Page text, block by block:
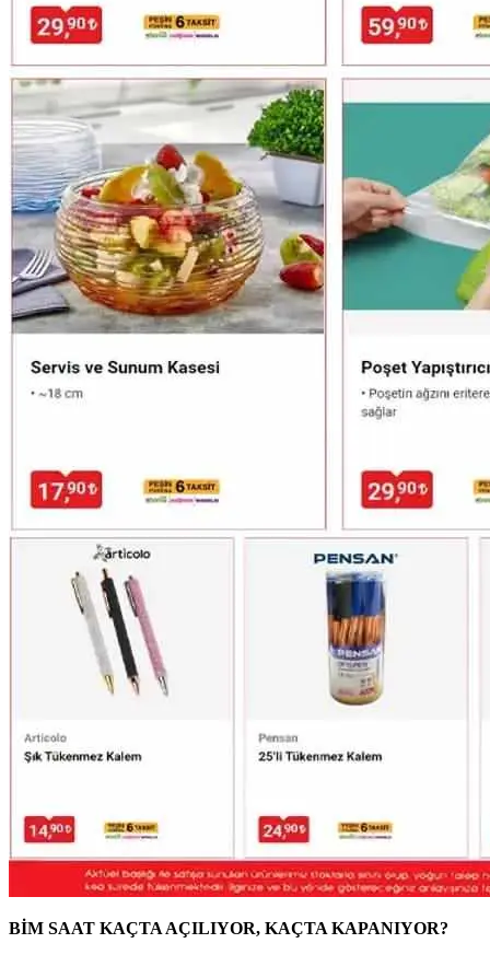
BİM SAAT KAÇTA AÇILIYOR, KAÇTA KAPANIYOR?